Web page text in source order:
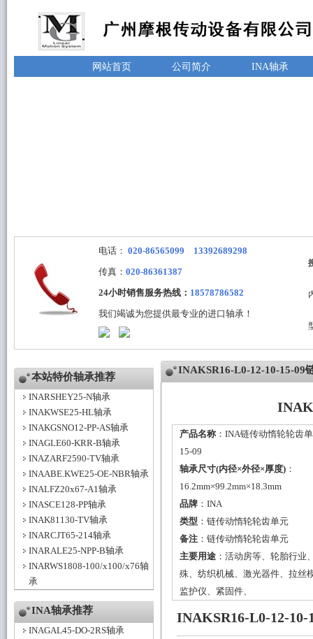
网站首页 公司简介 INA轴承
电话： 020-86565099 13392689298
传真： 020-86361387
24小时销售服务热线： 18578786582
我们竭诚为您提供最专业的进口轴承！
本站特价轴承推荐
INARSHEY25-N轴承
INAKWSE25-HL轴承
INAKGSNO12-PP-AS轴承
INAGLE60-KRR-B轴承
INAZARF2590-TV轴承
INAABE.KWE25-OE-NBR轴承
INALFZ20x67-A1轴承
INASCE128-PP轴承
INAK81130-TV轴承
INARCJT65-214轴承
INARALE25-NPP-B轴承
INARWS1808-100/x100/x76轴
承
INA轴承推荐
INAGAL45-DO-2RS轴承
INAKSR16-L0-12-10-15-09
产品名称 ：INA链传动惰轮轮齿
15-09
轴承尺寸(内径×外径×厚度) ：
16.2mm×99.2mm×18.3mm
品牌 ： INA
类型 ： 链传动惰轮轮齿单元
备注 ：链传动惰轮轮齿单元
主要用途 ：活动房等、轮胎行业
殊、纺织机械、激光器件、拉丝
监护仪、紧固件、
INAKSR16-L0-12-